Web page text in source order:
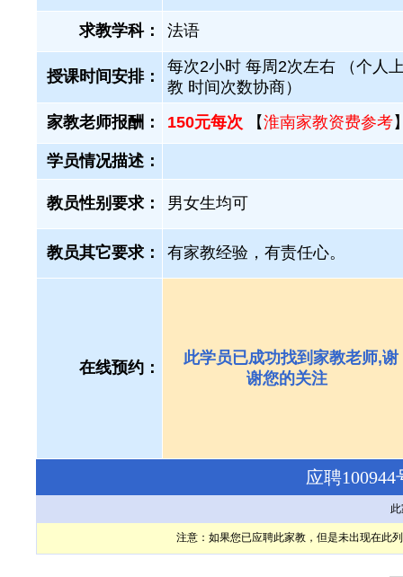
求教学科： 法语
授课时间安排：
每次2小时 每周2次左右 （个人
教 时间次数协商）
家教老师报酬：
150元每次 【淮南家教资费参考
学员情况描述：
教员性别要求： 男女生均可
教员其它要求： 有家教经验，有责任心。
在线预约：
此学员已成功找到家教老师,谢
谢您的关注
应聘
注意：如果您已应聘此家教，但是未出现在此